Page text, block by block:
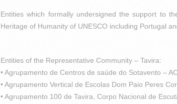
Entities which formally undersigned the support to
Heritage of Humanity of UNESCO including Portugal
Entities of the Representative Community – Tavira:
• Agrupamento de Centros de saúde do Sotavento –
• Agrupamento Vertical de Escolas Dom Paio Peres
• Agrupamento 100 de Tavira, Corpo Nacional de